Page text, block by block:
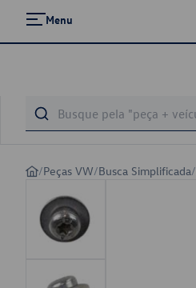
Menu
/Peças VW/Busca Simplificada/